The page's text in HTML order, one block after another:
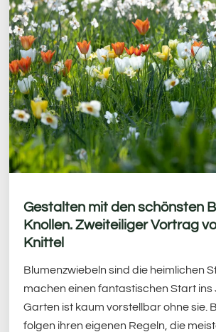
Gestalten mit den schönsten
Knollen. Zweiteiliger Vortrag
Knittel
Blumenzwiebeln sind die heimlichen
machen einen fantastischen Start ins
Garten ist kaum vorstellbar ohne sie.
folgen ihren eigenen Regeln, die